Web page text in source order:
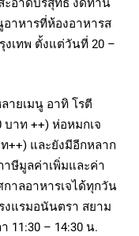
ะอาดบริสุทธิ์ งดทาน
าหารที่ห้องอาหารส
งเทพ ตั้งแต่วันที่ 20 –
ายเมนู อาทิ โรตี
บาท ++) ห่อหมกเจ
++) และยังมีอีกหลาก
าษีมูลค่าเพิ่มและค่า
าลอาหารเจได้ทุกวัน
งแรมอนันตรา สยาม
11:30 – 14:30 น.